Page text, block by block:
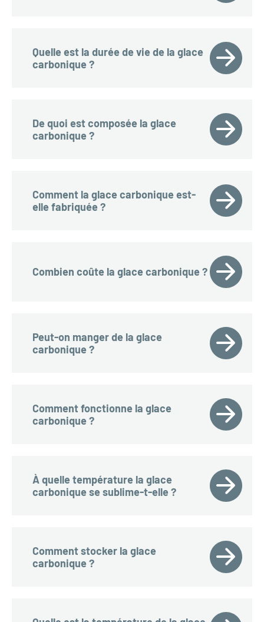
Quelle est la durée de vie de la glace
carbonique ?
De quoi est composée la glace
carbonique ?
Comment la glace carbonique est-
elle fabriquée ?
Combien coûte la glace carbonique ?
Peut-on manger de la glace
carbonique ?
Comment fonctionne la glace
carbonique ?
À quelle température la glace
carbonique se sublime-t-elle ?
Comment stocker la glace
carbonique ?